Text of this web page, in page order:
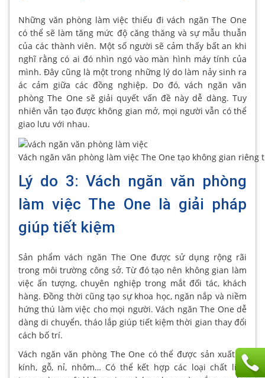
Những văn phòng làm việc thiếu đi vách ngăn The One
có thể sẽ làm tăng mức độ căng thăng và sự mẫu thuẫn
của các thành viên. Một số người sẽ cảm thấy bất an khi
nghĩ rằng có ai đó nhìn ngó vào màn hình máy tính của
mình. Đây cũng là một trong những lý do làm nảy sinh ra
ác cảm giữa các đồng nghiệp. Do đó, vách ngăn văn
phòng The One sẽ giải quyết vấn đề này dễ dàng. Tuy
nhiên vẫn tạo được không gian mở, mọi người vẫn có thể
giao lưu với nhau.
Vách ngăn văn phòng làm việc The One tạo không gian riêng
Lý do 3: Vách ngăn văn phòng
làm việc The One là giải pháp
giúp tiết kiệm
Sản phẩm vách ngăn The One được sử dụng rộng rãi
trong môi trường công sở. Từ đó tạo nên không gian làm
việc ấn tượng, chuyên nghiệp trong mắt đối tác, khách
hàng. Đồng thời cũng tạo sự khoa học, ngăn nắp và niềm
hứng thú làm việc cho mọi người. Vách ngăn The One dễ
dàng di chuyển, tháo lắp giúp tiết kiệm thời gian thay đổi
cách bố trí.
Vách ngăn văn phòng The One có thể được sản xuất từ
kính, gỗ, nỉ, nhôm… Có thể kết hợp các loại chất liệu